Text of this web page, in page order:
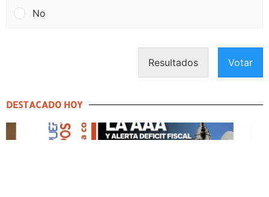
No
Resultados Votar
DESTACADO HOY